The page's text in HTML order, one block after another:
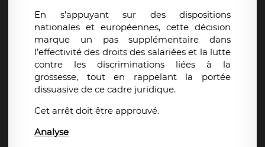
En s’appuyant sur des dispositions
nationales et européennes, cette décision
marque un pas supplémentaire dans
l’effectivité des droits des salariées et la lutte
contre les discriminations liées à la
grossesse, tout en rappelant la portée
dissuasive de ce cadre juridique.
Cet arrêt doit être approuvé.
Analyse